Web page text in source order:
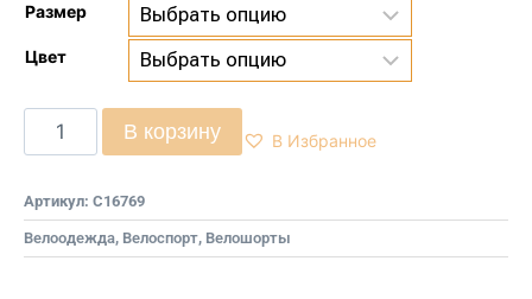
Размер
Цвет
В корзину В Избранное
Артикул: C16769
Велоодежда, Велоспорт, Велошорты